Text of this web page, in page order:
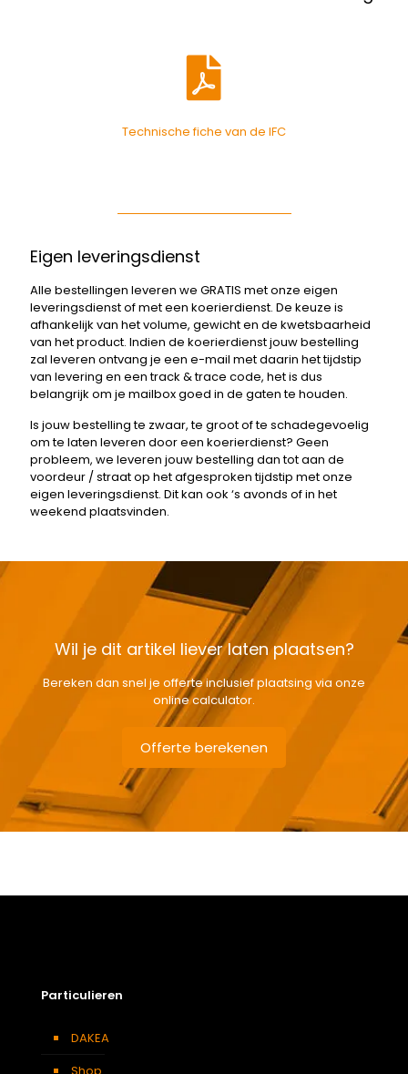
Technische fiche van de IFC
Eigen leveringsdienst
Alle bestellingen leveren we GRATIS met onze eigen
leveringsdienst of met een koerierdienst. De keuze is
afhankelijk van het volume, gewicht en de kwetsbaarheid
van het product. Indien de koerierdienst jouw bestelling
zal leveren ontvang je een e-mail met daarin het tijdstip
van levering en een track & trace code, het is dus
belangrijk om je mailbox goed in de gaten te houden.
Is jouw bestelling te zwaar, te groot of te schadegevoelig
om te laten leveren door een koerierdienst? Geen
probleem, we leveren jouw bestelling dan tot aan de
voordeur / straat op het afgesproken tijdstip met onze
eigen leveringsdienst. Dit kan ook ‘s avonds of in het
weekend plaatsvinden.
Wil je dit artikel liever laten plaatsen?
Bereken dan snel je offerte inclusief plaatsing via onze
online calculator.
Offerte berekenen
Openingswijze
Particulieren
DAKEA